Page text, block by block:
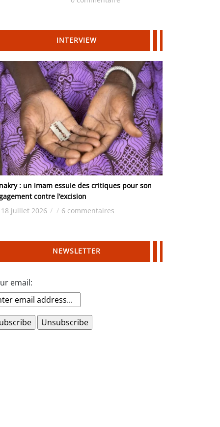
INTERVIEW
: un imam essuie des critiques pour son
contre l’excision
18 juillet 2026 / / 6 commentaires
NEWSLETTER
email: